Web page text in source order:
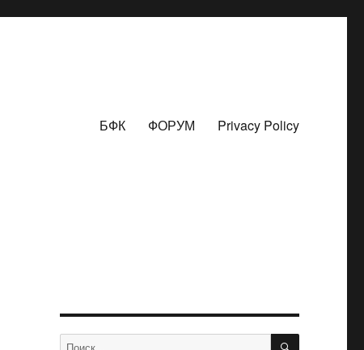
БФК ФОРУМ Privacy Policy
Искать: ПОИСК